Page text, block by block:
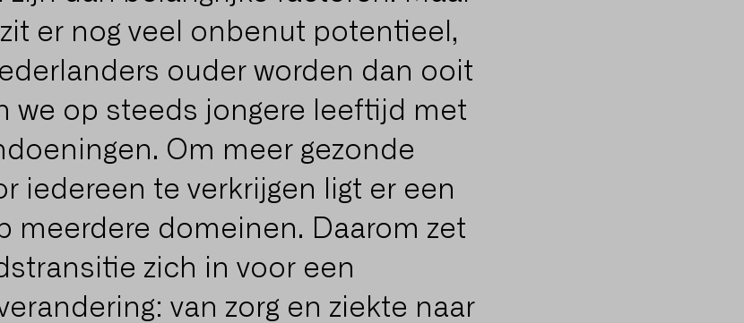
er nog veel onbenut potentieel,
ouder worden dan ooit
we op steeds jongere leeftijd met
Om meer gezonde
iedereen te verkrijgen ligt er een
meerdere domeinen. Daarom zet
zich in voor een
van zorg en ziekte naar